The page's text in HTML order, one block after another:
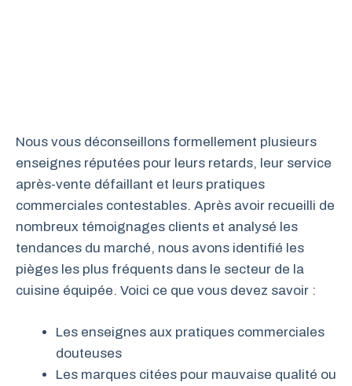
Nous vous déconseillons formellement plusieurs
enseignes réputées pour leurs retards, leur service
après-vente défaillant et leurs pratiques
commerciales contestables. Après avoir recueilli de
nombreux témoignages clients et analysé les
tendances du marché, nous avons identifié les
pièges les plus fréquents dans le secteur de la
cuisine équipée. Voici ce que vous devez savoir :
Les enseignes aux pratiques commerciales
douteuses
Les marques citées pour mauvaise qualité ou